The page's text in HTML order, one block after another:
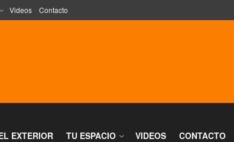
Videos Contacto
EXTERIOR TU ESPACIO VIDEOS CONTACTO